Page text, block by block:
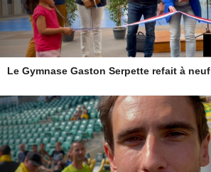
Le Gymnase Gaston Serpette refait à neuf